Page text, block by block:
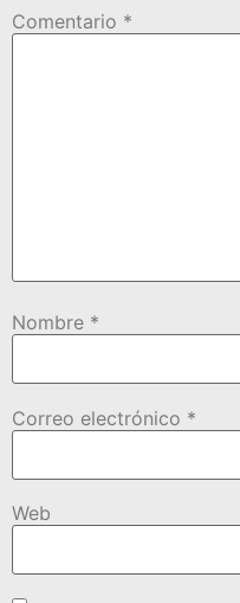
Comentario *
Nombre *
Correo electrónico *
Web